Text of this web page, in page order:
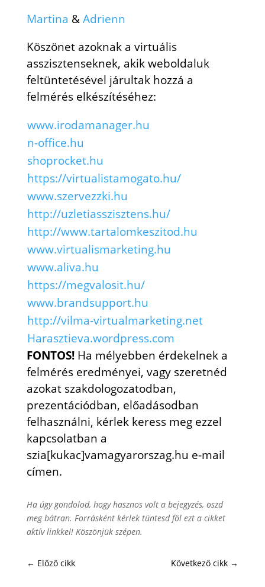
Martina &Adrienn
Köszönet azoknak a virtuális
asszisztenseknek, akik weboldaluk
feltüntetésével járultak hozzá a
felmérés elkészítéséhez:
www.irodamanager.hu
n-office.hu
shoprocket.hu
https://virtualistamogato.hu/
www.szervezzki.hu
http://uzletiasszisztens.hu/
http://www.tartalomkeszitod.hu
www.virtualismarketing.hu
www.aliva.hu
https://megvalosit.hu/
www.brandsupport.hu
http://vilma-virtualmarketing.net
Harasztieva.wordpress.com
FONTOS!Ha mélyebben érdekelnek a
felmérés eredményei, vagy szeretnéd
azokat szakdologozatodban,
prezentációdban, előadásodban
felhasználni, kérlek keress meg ezzel
kapcsolatban a
szia[kukac]vamagyarorszag.hu e-mail
címen.
Ha úgy gondolod, hogy hasznos volt a bejegyzés, oszd
meg bátran. Forrásként kérlek tüntesd föl ezt a cikket
aktív linkkel! Köszönjük szépen.
← Előző cikk Következő cikk →